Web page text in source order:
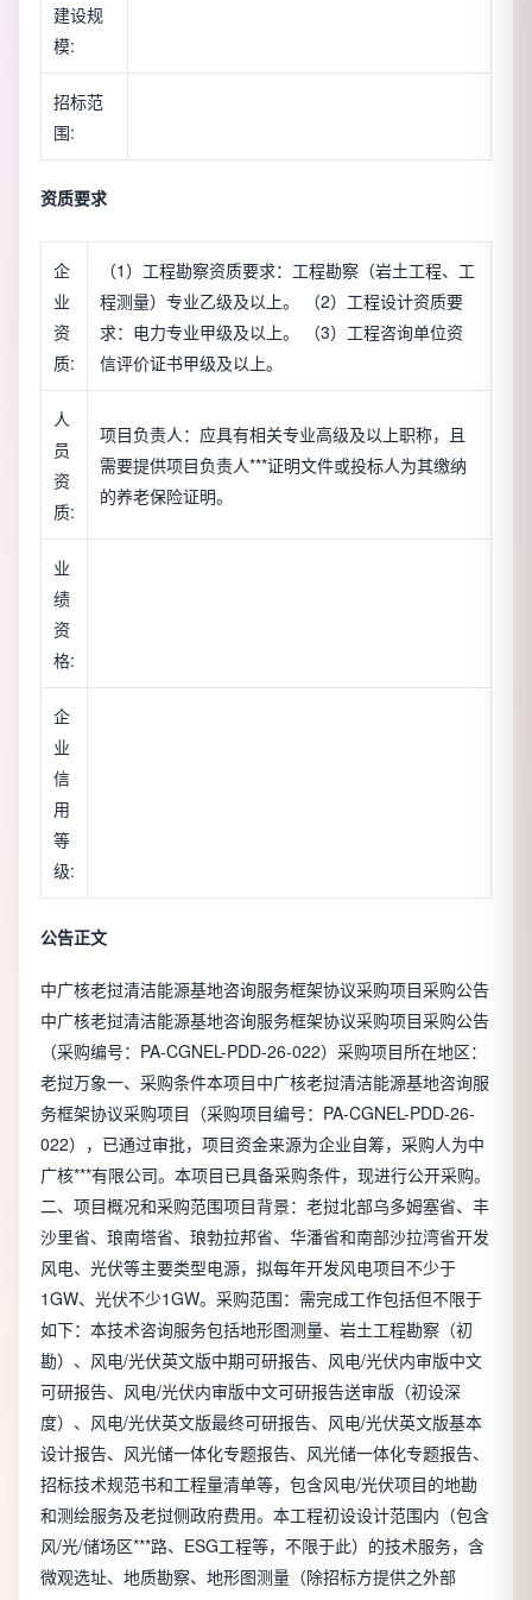
建设规
模:
招标范
围:
资质要求
企
业
资
质:
（1）工程勘察资质要求：工程勘察（岩土工程、工
程测量）专业乙级及以上。 （2）工程设计资质要
求：电力专业甲级及以上。 （3）工程咨询单位资
信评价证书甲级及以上。
人
员
资
质:
项目负责人：应具有相关专业高级及以上职称，且
需要提供项目负责人***证明文件或投标人为其缴纳
的养老保险证明。
业
绩
资
格:
企
业
信
用
等
级:
公告正文
中广核老挝清洁能源基地咨询服务框架协议采购项目采购公告
中广核老挝清洁能源基地咨询服务框架协议采购项目采购公告
（采购编号：PA-CGNEL-PDD-26-022）采购项目所在地区：
老挝万象一、采购条件本项目中广核老挝清洁能源基地咨询服
务框架协议采购项目（采购项目编号：PA-CGNEL-PDD-26-
022），已通过审批，项目资金来源为企业自筹，采购人为中
广核***有限公司。本项目已具备采购条件，现进行公开采购。
二、项目概况和采购范围项目背景：老挝北部乌多姆塞省、丰
沙里省、琅南塔省、琅勃拉邦省、华潘省和南部沙拉湾省开发
风电、光伏等主要类型电源，拟每年开发风电项目不少于
1GW、光伏不少1GW。采购范围：需完成工作包括但不限于
如下：本技术咨询服务包括地形图测量、岩土工程勘察（初
勘）、风电/光伏英文版中期可研报告、风电/光伏内审版中文
可研报告、风电/光伏内审版中文可研报告送审版（初设深
度）、风电/光伏英文版最终可研报告、风电/光伏英文版基本
设计报告、风光储一体化专题报告、风光储一体化专题报告、
招标技术规范书和工程量清单等，包含风电/光伏项目的地勘
和测绘服务及老挝侧政府费用。本工程初设设计范围内（包含
风/光/储场区***路、ESG工程等，不限于此）的技术服务，含
微观选址、地质勘察、地形图测量（除招标方提供之外部